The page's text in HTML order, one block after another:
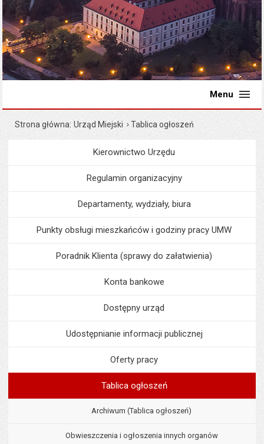
Menu
Strona główna Urząd Miejski Tablica ogłoszeń
MenuUrząd Miejski
Kierownictwo Urzędu
Regulamin organizacyjny
Departamenty, wydziały, biura
Punkty obsługi mieszkańców i godziny pracy UMW
Poradnik Klienta (sprawy do załatwienia)
Konta bankowe
Dostępny urząd
Udostępnianie informacji publicznej
Oferty pracy
Tablica ogłoszeń
Archiwum (Tablica ogłoszeń)
Obwieszczenia i ogłoszenia innych organów